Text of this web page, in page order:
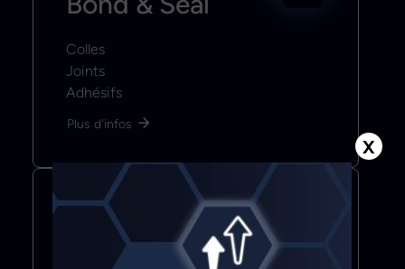
Colles
Joints
Adhésifs
Plus d'infos
Color & Coat
X